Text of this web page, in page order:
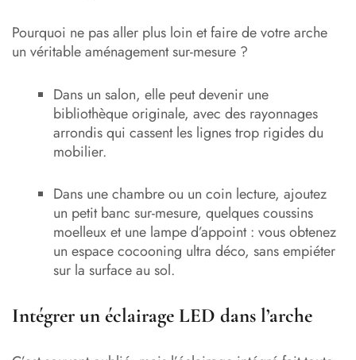
Pourquoi ne pas aller plus loin et faire de votre arche
un véritable aménagement sur-mesure ?
Dans un salon, elle peut devenir une
bibliothèque originale, avec des rayonnages
arrondis qui cassent les lignes trop rigides du
mobilier.
Dans une chambre ou un coin lecture, ajoutez
un petit banc sur-mesure, quelques coussins
moelleux et une lampe d’appoint : vous obtenez
un espace cocooning ultra déco, sans empiéter
sur la surface au sol.
Intégrer un éclairage LED dans l’arche